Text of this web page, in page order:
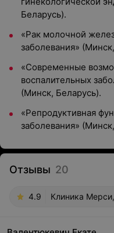
Беларусь).
«Рак молочной
заболевания»
«Современные
воспалительных
(Минск, Беларусь).
«Репродуктивная
заболевания»
Отзывы 20
4.9 Клиника